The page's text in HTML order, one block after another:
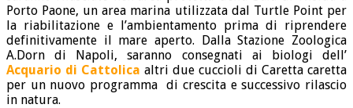
Porto Paone, un area marina utilizzata dal Turtle Point per
la riabilitazione e l’ambientamento prima di riprendere
definitivamente il mare aperto. Dalla Stazione Zoologica
A.Dorn di Napoli, saranno consegnati ai biologi dell’
Acquario di Cattolica altri due cuccioli di Caretta caretta
per un nuovo programma di crescita e successivo rilascio
in natura.